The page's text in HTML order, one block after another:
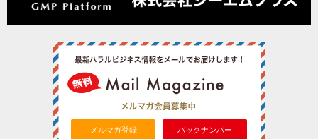
メルマガ登録 バックナンバー